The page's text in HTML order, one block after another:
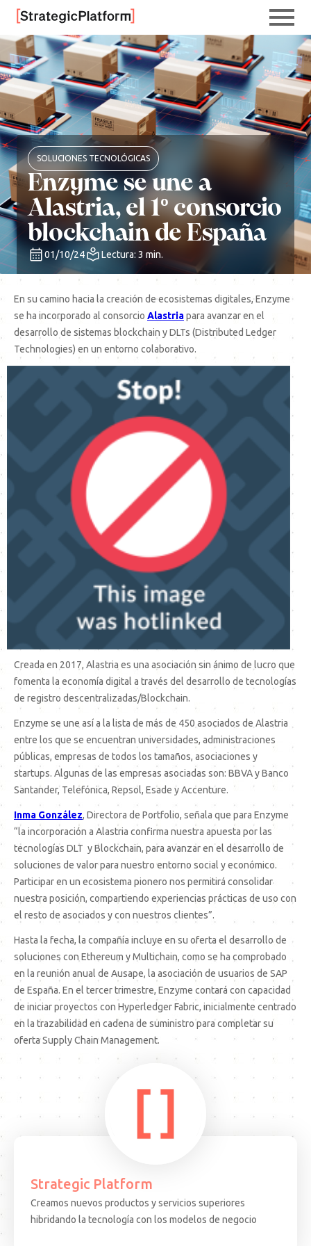
SOLUCIONES TECNOLÓGICAS
Enzyme se une a
Alastria, el 1º consorcio
blockchain de España
01/10/24 Lectura: 3 min.
En su camino hacia la creación de ecosistemas digitales, Enzyme
se ha incorporado al consorcio Alastriapara avanzar en el
desarrollo de sistemas blockchain y DLTs (Distributed Ledger
Technologies) en un entorno colaborativo.
Creada en 2017, Alastria es una asociación sin ánimo de lucro que
fomenta la economía digital a través del desarrollo de tecnologías
de registro descentralizadas/Blockchain.
Enzyme se une así a la lista de más de 450 asociados de Alastria
entre los que se encuentran universidades, administraciones
públicas, empresas de todos los tamaños, asociaciones y
startups. Algunas de las empresas asociadas son: BBVA y Banco
Santander, Telefónica, Repsol, Esade y Accenture.
Inma González, Directora de Portfolio, señala que para Enzyme
“la incorporación a Alastria confirma nuestra apuesta por las
tecnologías DLT y Blockchain, para avanzar en el desarrollo de
soluciones de valor para nuestro entorno social y económico.
Participar en un ecosistema pionero nos permitirá consolidar
nuestra posición, compartiendo experiencias prácticas de uso con
el resto de asociados y con nuestros clientes”.
Hasta la fecha, la compañía incluye en su oferta el desarrollo de
soluciones con Ethereum y Multichain, como se ha comprobado
en la reunión anual de Ausape, la asociación de usuarios de SAP
de España. En el tercer trimestre, Enzyme contará con capacidad
de iniciar proyectos con Hyperledger Fabric, inicialmente centrado
en la trazabilidad en cadena de suministro para completar su
oferta Supply Chain Management.
Strategic Platform
Creamos nuevos productos y servicios superiores
hibridando la tecnología con los modelos de negocio
ARTICULO 15.08.25